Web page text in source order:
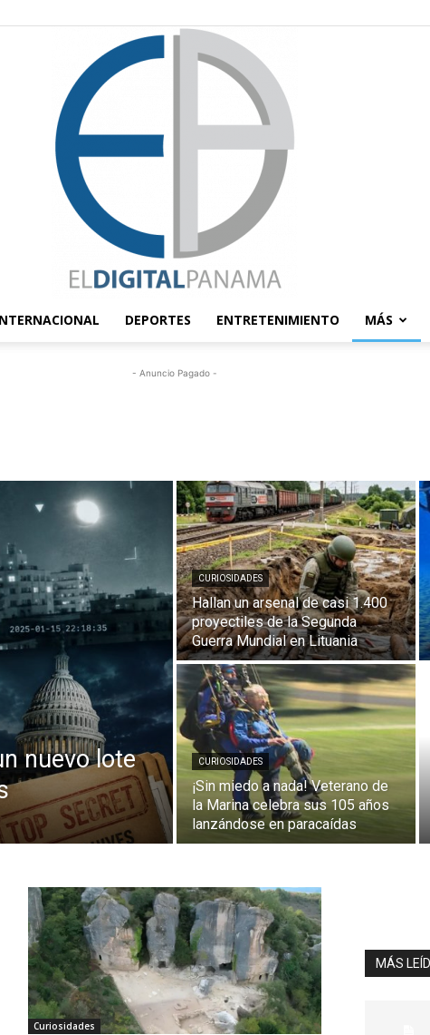
Panamá
DEPORTES ENTRETENIMIENTO MÁS
- Anuncio Pagado -
nuevo lote
CURIOSIDADES
Hallan un arsenal de casi 1.400
proyectiles de la Segunda
Guerra Mundial en Lituania
CURIOSIDADES
¡Sin miedo a nada! Veterano de
la Marina celebra sus 105 años
lanzándose en paracaídas
Curiosidades
MÁS